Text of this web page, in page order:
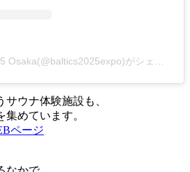
サウナ体験施設も、
めています。
ページ